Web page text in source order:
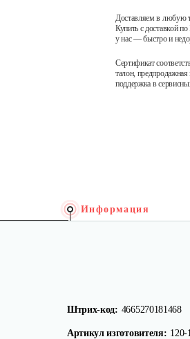
Доставляем в любую
Купить с доставкой
у нас — быстро и
Сертификат
талон, предпродажная
поддержка в
Информация
Штрих-код: 4665270181468
Артикул изготовителя: 120-